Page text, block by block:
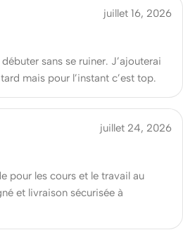
juillet 16, 2026
sans se ruiner. J’ajouterai
mais pour l’instant c’est top.
juillet 24, 2026
pour les cours et le travail au
et livraison sécurisée à